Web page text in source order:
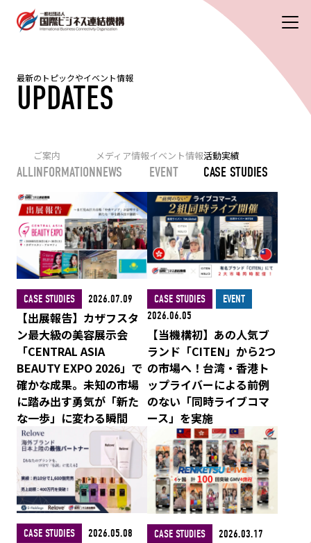
最新のトピックやイベント情報
UPDATES
ALL
ご案内
INFORMATION
メディア情報
NEWS
イベント情報
EVENT
活動実績
CASE STUDIES
CASE STUDIES 2026.07.09
【出展報告】カザフスタ
ン最大級の美容展示会
「CENTRAL ASIA
BEAUTY EXPO 2026」で
確かな成果。未知の市場
に踏み出す勇気が「新た
な一歩」に変わる瞬間
CASE STUDIES
EVENT
2026.06.05
【当機構初】あの人気ブ
ランド「CITEN」から2つ
の市場へ！台湾・香港ト
ップライバーによる前例
のない「同時ライブコマ
ース」を実施
CASE STUDIES 2026.05.08 CASE STUDIES 2026.03.17